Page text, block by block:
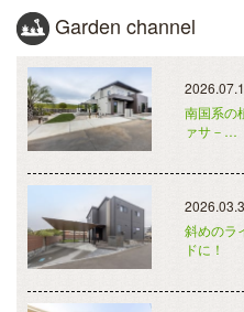
Garden channel
南国系の
ァサ－…
斜めのラ
ドに！